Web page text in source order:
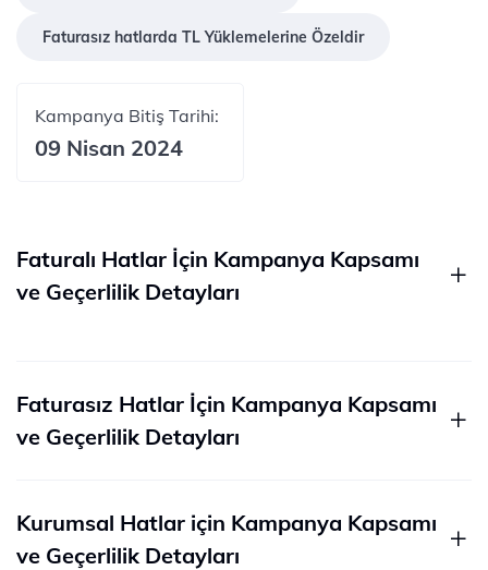
Faturasız hatlarda TL Yüklemelerine Özeldir
Kampanya Bitiş Tarihi:
09 Nisan 2024
Faturalı Hatlar İçin Kampanya Kapsamı
ve Geçerlilik Detayları
Faturasız Hatlar İçin Kampanya Kapsamı
ve Geçerlilik Detayları
Kurumsal Hatlar için Kampanya Kapsamı
ve Geçerlilik Detayları